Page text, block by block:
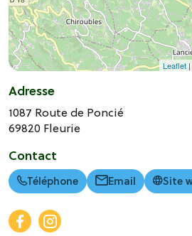
Leaflet|
Adresse
1087 Route de Poncié
69820 Fleurie
Contact
Téléphone Email Site